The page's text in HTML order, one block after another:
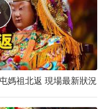
媽祖北返 現場最新狀況